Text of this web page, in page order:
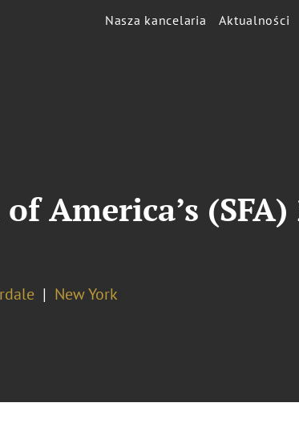
Nasza kancelaria Aktualności
America’s
New York